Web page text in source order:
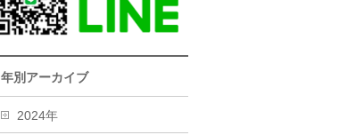
年別アーカイブ
2024年